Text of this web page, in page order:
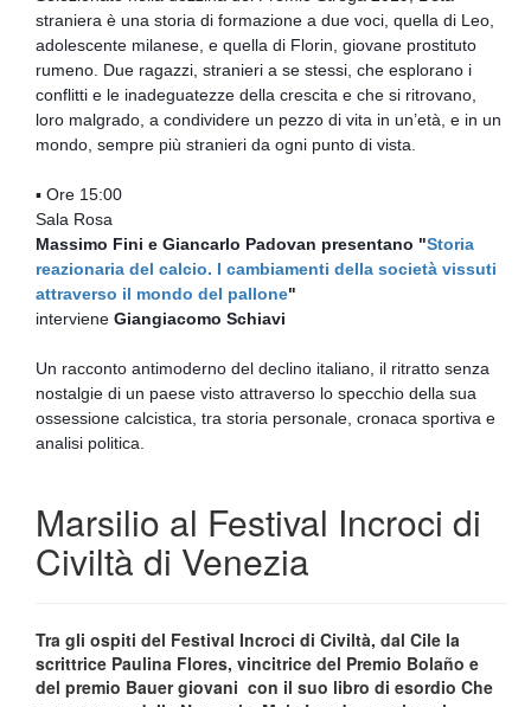
straniera è una storia di formazione a due voci, quella di Leo,
adolescente milanese, e quella di Florin, giovane prostituto
rumeno. Due ragazzi, stranieri a se stessi, che esplorano i
conflitti e le inadeguatezze della crescita e che si ritrovano,
loro malgrado, a condividere un pezzo di vita in un’età, e in un
mondo, sempre più stranieri da ogni punto di vista.
▪ Ore 15:00
Sala Rosa
Massimo Fini e Giancarlo Padovan presentano "Storia
reazionaria del calcio. I cambiamenti della società vissuti
attraverso il mondo del pallone"
interviene Giangiacomo Schiavi
Un racconto antimoderno del declino italiano, il ritratto senza
nostalgie di un paese visto attraverso lo specchio della sua
ossessione calcistica, tra storia personale, cronaca sportiva e
analisi politica.
Marsilio al Festival Incroci di
Civiltà di Venezia
Tra gli ospiti del Festival Incroci di Civiltà, dal Cile la
scrittrice Paulina Flores, vincitrice del Premio Bolaño e
del premio Bauer giovani con il suo libro di esordio Che